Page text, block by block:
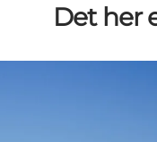
Det her